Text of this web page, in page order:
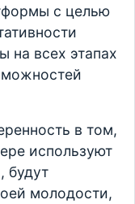
с целью
на всех этапах
в том,
используют
будут
молодости,